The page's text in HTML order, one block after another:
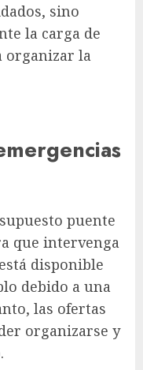
sino
la carga de
organizar la
puente
que intervenga
disponible
debido a una
las ofertas
organizarse y